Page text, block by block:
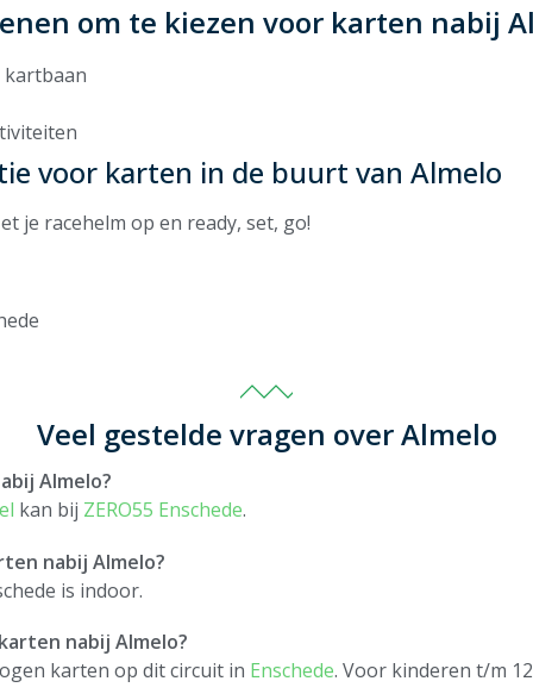
om te kiezen voor karten nabij
kartbaan
voor karten in de buurt van Almelo
je racehelm op en ready, set, go!
Veel gestelde vragen over Almelo
Almelo?
kan bij ZERO55 Enschede.
nabij Almelo?
is indoor.
nabij Almelo?
karten op dit circuit in Enschede. Voor kinderen t/m